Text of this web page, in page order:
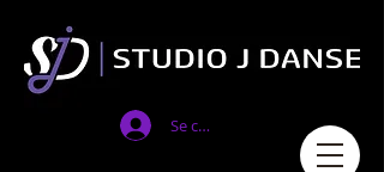
Se connecter